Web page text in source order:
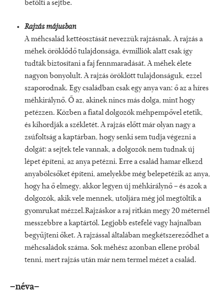
betölti a sejtbe.
Rajzás májusban
A méhcsalád kettéosztását nevezzük rajzásnak. A rajzás a
méhek öröklődő tulajdonsága, évmilliók alatt csak így
tudták biztosítani a faj fennmaradását. A méhek élete
nagyon bonyolult. A rajzás öröklött tulajdonságuk, ezzel
szaporodnak. Egy családban csak egy anya van: ő az a híres
méhkirálynő. Ő az, akinek nincs más dolga, mint hogy
petézzen. Közben a fiatal dolgozók méhpempővel etetik,
és kihordják a székletét. A rajzás előtt már olyan nagy a
zsúfoltság a kaptárban, hogy senki sem tudja végezni a
dolgát: a sejtek tele vannak, a dolgozók nem tudnak új
lépet építeni, az anya petézni. Erre a család hamar elkezd
anyabölcsőket építeni, amelyekbe még belepetézik az anya,
hogy ha ő elmegy, akkor legyen új méhkirálynő – és azok a
dolgozók, akik vele mennek, utoljára még jól megtöltik a
gyomrukat mézzel.Rajzáskor a raj ritkán megy 20 méternél
messzebbre a kaptártól. Legjobb estefelé vagy hajnalban
begyűjteni őket. A rajzással általában megkétszereződhet a
méhcsaládok száma. Sok méhész azonban ellene próbál
tenni, mert rajzás után már nem termel mézet a család.
–néva–